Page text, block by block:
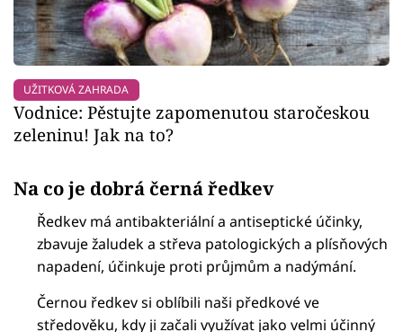
UŽITKOVÁ ZAHRADA
Vodnice: Pěstujte zapomenutou staročeskou
zeleninu! Jak na to?
Na co je dobrá černá ředkev
Ředkev má antibakteriální a antiseptické účinky,
zbavuje žaludek a střeva patologických a plísňových
napadení, účinkuje proti průjmům a nadýmání.
Černou ředkev si oblíbili naši předkové ve
středověku, kdy ji začali využívat jako velmi účinný